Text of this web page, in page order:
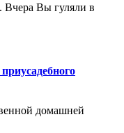
Вчера Вы гуляли в
домашней